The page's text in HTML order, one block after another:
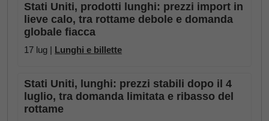
Stati Uniti, prodotti lunghi: prezzi import in
lieve calo, tra rottame debole e domanda
globale fiacca
17 lug | Lunghi e billette
Stati Uniti, lunghi: prezzi stabili dopo il 4
luglio, tra domanda limitata e ribasso del
rottame